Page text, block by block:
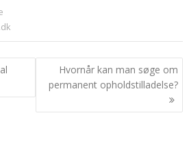
Hvornår kan man søge om
permanent opholdstilladelse?